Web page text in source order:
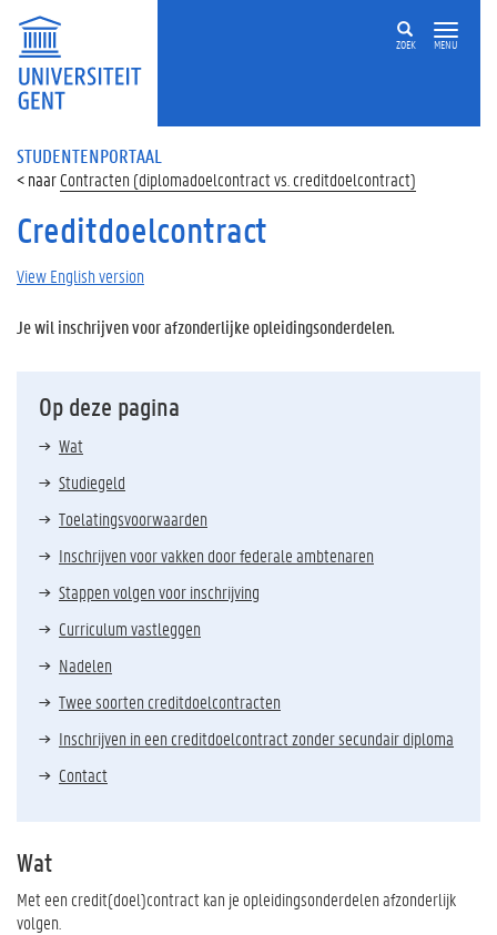
ZOEK MENU
STUDENTENPORTAAL
Contracten (diplomadoelcontract vs. creditdoelcontract)
Creditdoelcontract
View English version
Je wil inschrijven voor afzonderlijke opleidingsonderdelen.
Op deze pagina
Wat
Studiegeld
Toelatingsvoorwaarden
Inschrijven voor vakken door federale ambtenaren
Stappen volgen voor inschrijving
Curriculum vastleggen
Nadelen
Twee soorten creditdoelcontracten
Inschrijven in een creditdoelcontract zonder secundair diploma
Contact
Wat
Met een credit(doel)contract kan je opleidingsonderdelen afzonderlijk
volgen.